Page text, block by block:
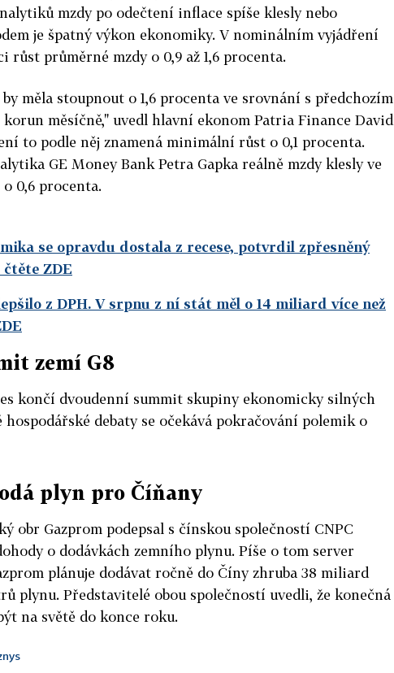
mzdy po odečtení inflace spíše klesly nebo
je špatný výkon ekonomiky. V nominálním vyjádření
růst průměrné mzdy o 0,9 až 1,6 procenta.
měla stoupnout o 1,6 procenta ve srovnání s předchozím
korun měsíčně," uvedl hlavní ekonom Patria Finance David
to podle něj znamená minimální růst o 0,1 procenta.
GE Money Bank Petra Gapka reálně mzdy klesly ve
0,6 procenta.
se opravdu dostala z recese, potvrdil zpřesněný
ZDE
z DPH. V srpnu z ní stát měl o 14 miliard více než
zemí G8
končí dvoudenní summit skupiny ekonomicky silných
hospodářské debaty se očekává pokračování polemik o
plyn pro Číňany
obr Gazprom podepsal s čínskou společností CNPC
o dodávkách zemního plynu. Píše o tom server
plánuje dodávat ročně do Číny zhruba 38 miliard
plynu. Představitelé obou společností uvedli, že konečná
na světě do konce roku.